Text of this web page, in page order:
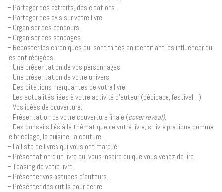
– Partager des extraits, des citations.
– Partager des avis sur votre livre.
– Organiser des concours.
– Organiser des sondages.
– Reposter les chroniques qui sont faites en identifiant les influencer qui
les ont rédigées.
– Une présentation de vos personnages.
– Une présentation de votre univers.
– Des citations marquantes de votre livre.
– Les actualités liées à votre activité d’auteur (dédicace, festival…)
– Vos idées de couverture.
– Présentation de votre couverture finale (cover reveal).
– Des conseils liés à la thématique de votre livre, si livre pratique comme
le bricolage, la cuisine, la couture…
– La liste de livres qui vous ont marqué.
– Présentation d’un livre qui vous inspire ou que vous venez de lire.
– Teasing de votre livre.
– Présenter vos astuces d’auteurs.
– Présenter des outils pour écrire.